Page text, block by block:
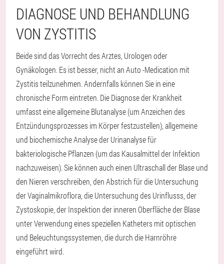
DIAGNOSE UND BEHANDLUNG
VON ZYSTITIS
Beide sind das Vorrecht des Arztes, Urologen oder
Gynäkologen. Es ist besser, nicht an Auto -Medication mit
Zystitis teilzunehmen. Andernfalls können Sie in eine
chronische Form eintreten. Die Diagnose der Krankheit
umfasst eine allgemeine Blutanalyse (um Anzeichen des
Entzündungsprozesses im Körper festzustellen), allgemeine
und biochemische Analyse der Urinanalyse für
bakteriologische Pflanzen (um das Kausalmittel der Infektion
nachzuweisen). Sie können auch einen Ultraschall der Blase und
den Nieren verschreiben, den Abstrich für die Untersuchung
der Vaginalmikroflora, die Untersuchung des Urinflusss, der
Zystoskopie, der Inspektion der inneren Oberfläche der Blase
unter Verwendung eines speziellen Katheters mit optischen
und Beleuchtungssystemen, die durch die Harnröhre
eingeführt wird.